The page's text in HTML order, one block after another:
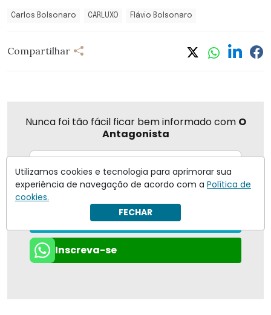
Carlos Bolsonaro CARLUXO Flávio Bolsonaro
Compartilhar
Nunca foi tão fácil ficar bem informado com O
Antagonista
Eu concordo em receber notificações | Para obter mais
informações reveja nossa
Enviar
Inscreva-se
Utilizamos cookies e tecnologia para aprimorar sua
experiência de navegação de acordo com a Política de
cookies.
FECHAR